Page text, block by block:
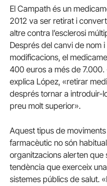
El Campath és un
2012 va ser retirat i
altre contra l’esclerosi
Després del canvi de nom
modificacions, el
400 euros a més de
explica López, «retirar
després tornar a introduir-
preu molt superior».
Aquest tipus de
farmacèutic no són
organitzacions alerten que
tendència que exerceix
sistemes públics de salut.